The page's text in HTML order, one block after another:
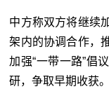
中方称双方将继续
架内的协调合作，
加强“一带一路”倡
研，争取早期收获。